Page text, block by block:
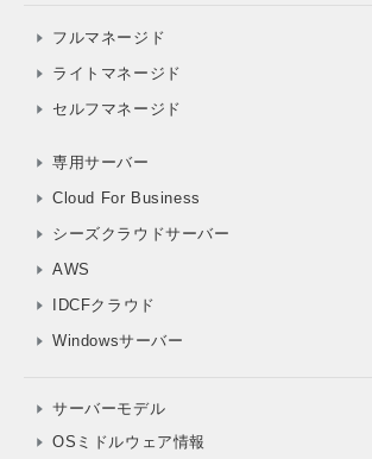
フルマネージド
ライトマネージド
セルフマネージド
専用サーバー
Cloud For Business
シーズクラウドサーバー
AWS
IDCFクラウド
Windowsサーバー
サーバーモデル
OSミドルウェア情報